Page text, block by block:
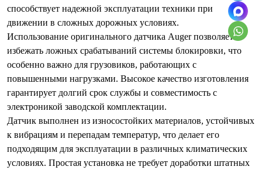
способствует надежной эксплуатации техники при
движении в сложных дорожных условиях.
Использование оригинального датчика Auger позволяет
избежать ложных срабатываний системы блокировки, что
особенно важно для грузовиков, работающих с
повышенными нагрузками. Высокое качество изготовления
гарантирует долгий срок службы и совместимость с
электроникой заводской комплектации.
Датчик выполнен из износостойких материалов, устойчивых
к вибрациям и перепадам температур, что делает его
подходящим для эксплуатации в различных климатических
условиях. Простая установка не требует доработки штатных